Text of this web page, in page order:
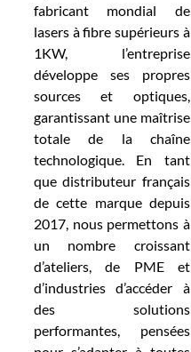
fabricant mondial de
lasers à fibre supérieurs à
1KW, l’entreprise
développe ses propres
sources et optiques,
garantissant une maîtrise
totale de la chaîne
technologique. En tant
que distributeur français
de cette marque depuis
2017, nous permettons à
un nombre croissant
d’ateliers, de PME et
d’industries d’accéder à
des solutions
performantes, pensées